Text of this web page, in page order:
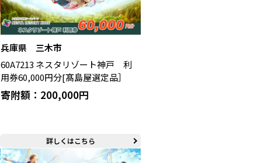
兵庫県 三木市
60A7213 ネスタリゾート神戸 利
用券60,000円分[髙島屋選定品］
寄附額：200,000円
詳しくはこちら